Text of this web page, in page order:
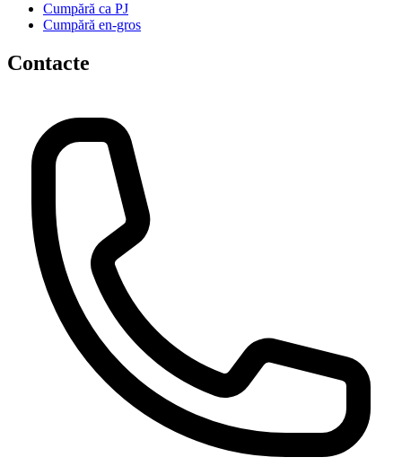
Cumpără ca PJ
Cumpără en-gros
Contacte